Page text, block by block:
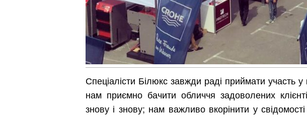
Спеціалісти Білюкс завжди раді приймати
нам приємно бачити обличчя задоволених
знову і знову; нам важливо вкорінити у